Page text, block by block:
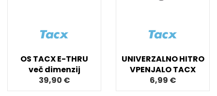
OS TACX E-THRU
več dimenzij
39,90 €
UNIVERZALNO HITRO
VPENJALO TACX
6,99 €